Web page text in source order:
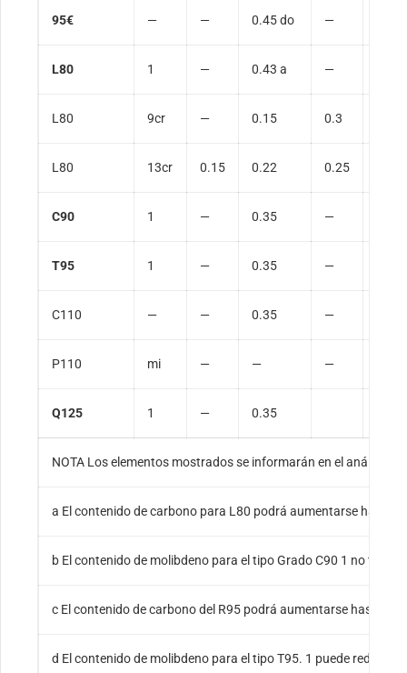
95€ — — 0.45 do —
L80 1 — 0.43 a —
L80 9cr — 0.15 0.3
L80 13cr 0.15 0.22 0.25
C90 1 — 0.35 —
T95 1 — 0.35 —
C110 — — 0.35 —
P110 mi — — —
Q125 1 — 0.35
NOTA Los elementos mostrados se informarán en el análisis
a El contenido de carbono para L80 podrá aumentarse hasta
b El contenido de molibdeno para el tipo Grado C90 1 no
c El contenido de carbono del R95 podrá aumentarse hasta
d El contenido de molibdeno para el tipo T95. 1 puede